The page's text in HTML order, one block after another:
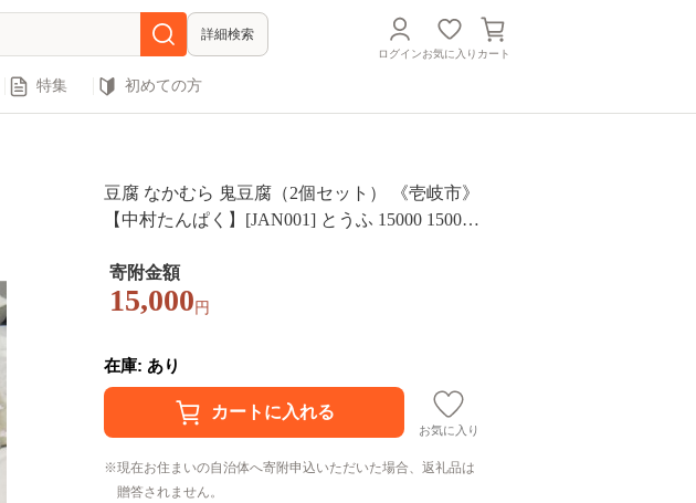
詳細検索
ログインお気に入り カート
特集 初めての方
豆腐 なかむら 鬼豆腐（2個セット） 《壱岐市》
【中村たんぱく】[JAN001] とうふ 15000 15000
寄附金額
15,000 円
在庫: あり
お気に入り
現在お住まいの自治体へ寄附申込いただいた場合、返礼品は
贈答されません。